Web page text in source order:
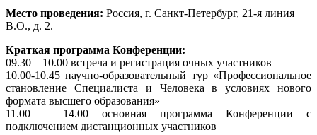
Место проведения: Россия, г. Санкт-Петербург, 21-я линия
В.О., д. 2.
Краткая программа Конференции:
09.30 – 10.00 встреча и регистрация очных участников
10.00-10.45 научно-образовательный тур «Профессиональное
становление Специалиста и Человека в условиях нового
формата высшего образования»
11.00 – 14.00 основная программа Конференции с
подключением дистанционных участников